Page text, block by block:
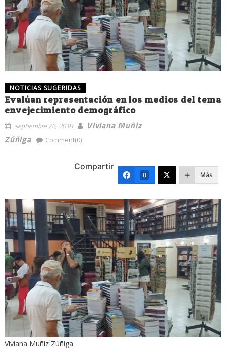
NOTICIAS SUGERIDAS
Evalúan representación en los medios del tema
envejecimiento demográfico
septiembre 26, 2018
Viviana Muñiz
Zúñiga
Comment(0)
Compartir
0 Más
Viviana Muñiz Zúñiga